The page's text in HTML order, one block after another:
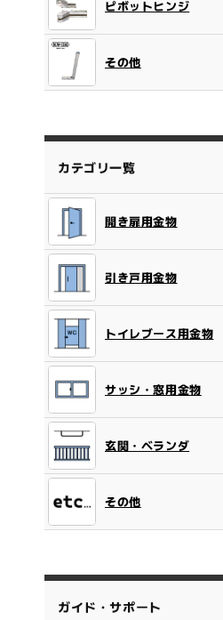
ピボットヒンジ
その他
カテゴリ一覧
開き扉用金物
引き戸用金物
トイレブース用金物
サッシ・窓用金物
玄関・ベランダ
その他
ガイド・サポート